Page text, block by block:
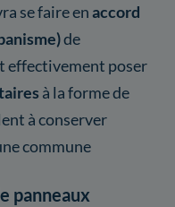
se faire enaccord
de
effectivement poser
à la forme de
à conserver
commune
panneaux